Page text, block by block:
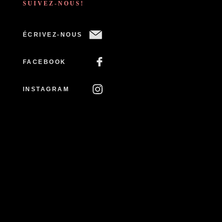
SUIVEZ-NOUS!
ÉCRIVEZ-NOUS
FACEBOOK
INSTAGRAM